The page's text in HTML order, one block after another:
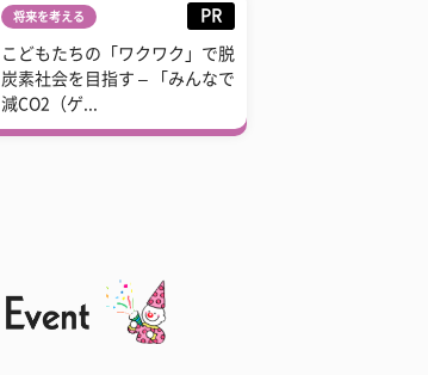
将来を考える PR
こどもたちの「ワクワク」で脱
炭素社会を目指す – 「みんなで
減CO2（ゲ...